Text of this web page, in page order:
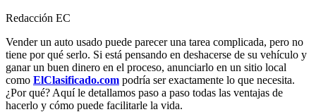
Redacción EC
Vender un auto usado puede parecer una tarea complicada, pero no
tiene por qué serlo. Si está pensando en deshacerse de su vehículo y
ganar un buen dinero en el proceso, anunciarlo en un sitio local
como ElClasificado.com podría ser exactamente lo que necesita.
¿Por qué? Aquí le detallamos paso a paso todas las ventajas de
hacerlo y cómo puede facilitarle la vida.